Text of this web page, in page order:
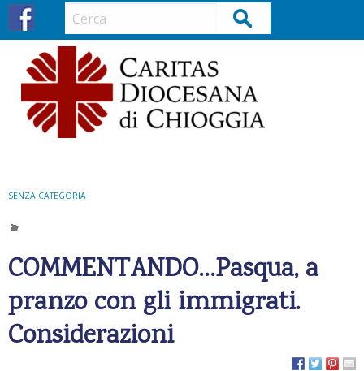
Cerca
SENZA CATEGORIA
COMMENTANDO…Pasqua, a
pranzo con gli immigrati.
Considerazioni